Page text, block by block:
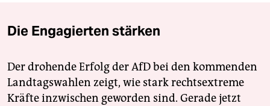
Die Engagierten stärken
Der drohende Erfolg der AfD bei den kommenden
Landtagswahlen zeigt, wie stark rechtsextreme
Kräfte inzwischen geworden sind. Gerade jetzt